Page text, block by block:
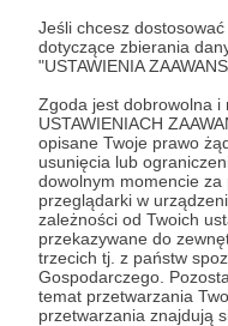
Jeśli chcesz
dotyczące zbierania
"USTAWIENIA
Zgoda jest dobrowolna i
USTAWIENIACH
opisane Twoje prawo
usunięcia lub
dowolnym momencie
przeglądarki w
zależności od Twoich
przekazywane do
trzecich tj. z państw
Gospodarczego.
temat przetwarzania
przetwarzania znajdują
Dołącz
Wesprzyj